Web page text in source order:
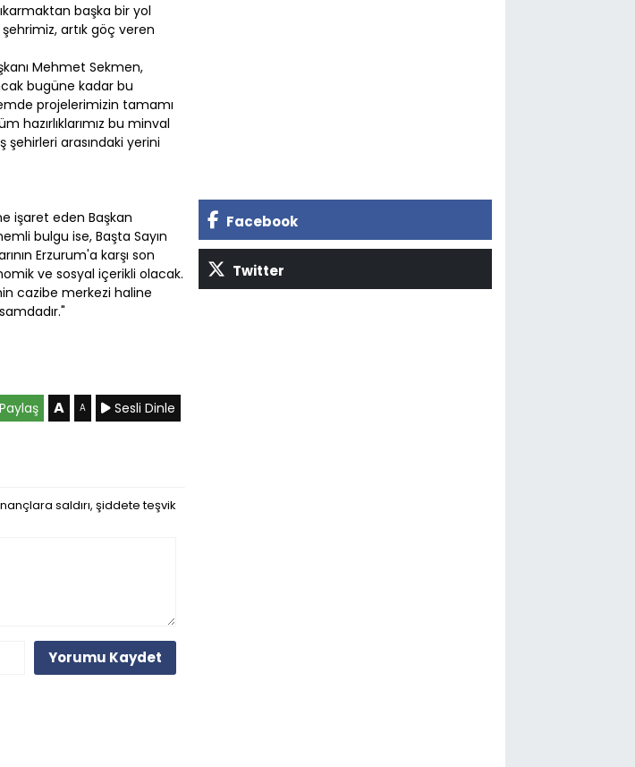
başka bir yol
artık göç veren
Mehmet Sekmen,
bugüne kadar bu
projelerimizin tamamı
hazırlıklarımız bu minval
şehirleri arasındaki yerini
işaret eden Başkan
bulgu ise, Başta Sayın
Erzurum'a karşı son
ve sosyal içerikli olacak.
cazibe merkezi haline
Paylaş A A Sesli Dinle
saldırı, şiddete teşvik
Yorumu Kaydet
Facebook
Twitter